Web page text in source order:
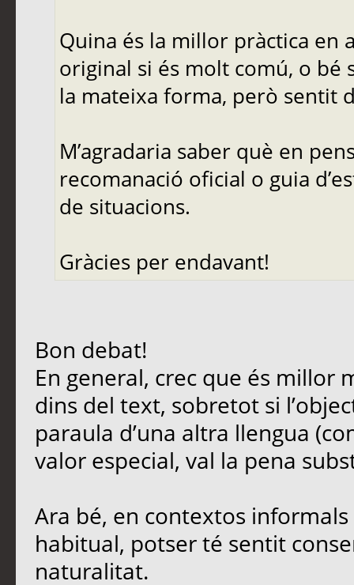
Quina és la millor pràctica en
original si és molt comú, o
la mateixa forma, però sentit
M’agradaria saber què en
recomanació oficial o guia
de situacions.
Gràcies per endavant!
Bon debat!
En general, crec que és millor
dins del text, sobretot si
paraula d’una altra llengua
valor especial, val la pena
Ara bé, en contextos
habitual, potser té sentit
naturalitat.